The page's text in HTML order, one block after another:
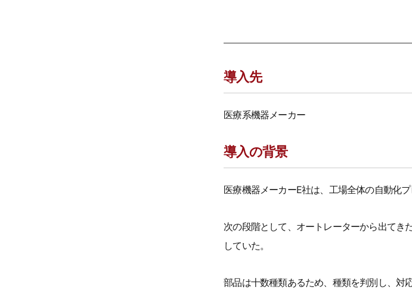
導入先
医療系機器メーカー
導入の背景
医療機器メーカーE社は、工場全体の自動化
次の段階として、オートレーターから出てき
していた。
部品は十数種類あるため、種類を判別し、対